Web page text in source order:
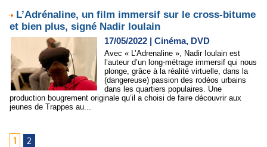
L’Adrénaline, un film immersif sur le cross-bitume
et bien plus, signé Nadir Ioulain
17/05/2022 | Cinéma, DVD
Avec « L’Adrenaline », Nadir Ioulain est
l’auteur d’un long-métrage immersif qui nous
plonge, grâce à la réalité virtuelle, dans la
(dangereuse) passion des rodéos urbains
dans les quartiers populaires. Une
production bougrement originale qu’il a choisi de faire découvrir aux
jeunes de Trappes au...
1 2